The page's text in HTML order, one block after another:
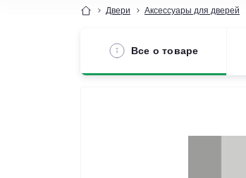
Двери Аксессуары для дверей
Все о товаре